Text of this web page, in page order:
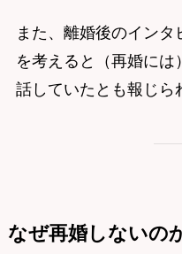
また、離婚後のインタ
を考えると（再婚には
話していたとも報じら
なぜ再婚しないの